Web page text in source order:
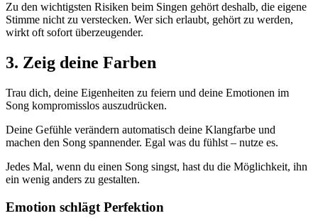
Zu den wichtigsten Risiken beim Singen gehört deshalb, die eigene
Stimme nicht zu verstecken. Wer sich erlaubt, gehört zu werden,
wirkt oft sofort überzeugender.
3. Zeig deine Farben
Trau dich, deine Eigenheiten zu feiern und deine Emotionen im
Song kompromisslos auszudrücken.
Deine Gefühle verändern automatisch deine Klangfarbe und
machen den Song spannender. Egal was du fühlst – nutze es.
Jedes Mal, wenn du einen Song singst, hast du die Möglichkeit, ihn
ein wenig anders zu gestalten.
Emotion schlägt Perfektion